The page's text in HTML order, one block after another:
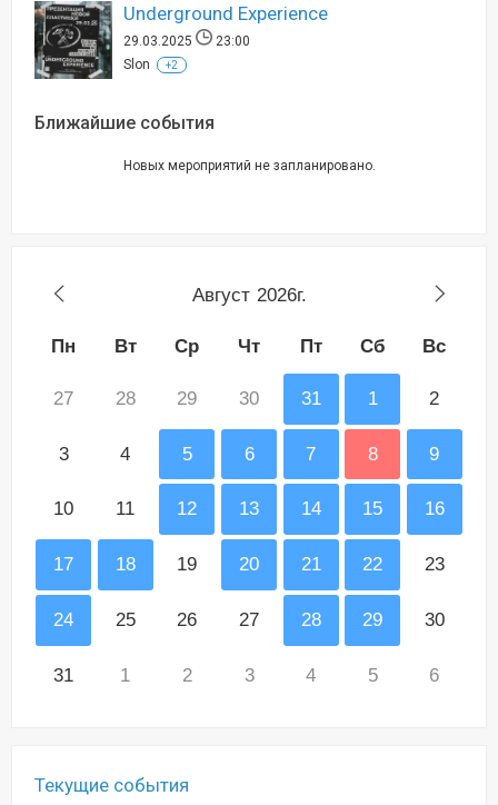
Underground Experience
29.03.2025
23:00
Slon
+2
Ближайшие события
Новых мероприятий не запланировано.
Август 2026г.
Пн Вт Ср Чт Пт Сб Вс
27 28 29 30 31 1 2
3 4 5 6 7 8 9
10 11 12 13 14 15 16
17 18 19 20 21 22 23
24 25 26 27 28 29 30
31 1 2 3 4 5 6
Текущие события